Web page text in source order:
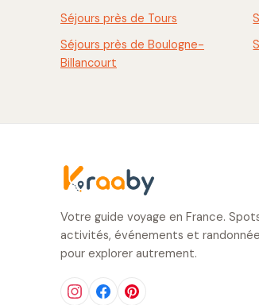
Séjours près de Tours
Séjours près de Boulogne-
Billancourt
Votre guide voyage en France.
activités, événements et
pour explorer autrement.